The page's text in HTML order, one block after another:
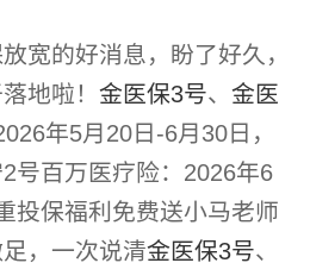
宽的好消息，盼了好久，
地啦！金医保3号、金医
年5月20日-6月30日，
号百万医疗险：2026年6
投保福利免费送小马老师
，一次说清金医保3号、